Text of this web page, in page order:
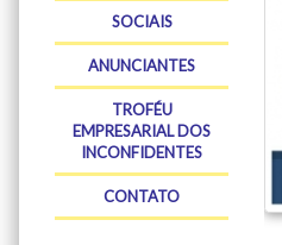
SOCIAIS
ANUNCIANTES
TROFÉU
EMPRESARIAL DOS
INCONFIDENTES
CONTATO